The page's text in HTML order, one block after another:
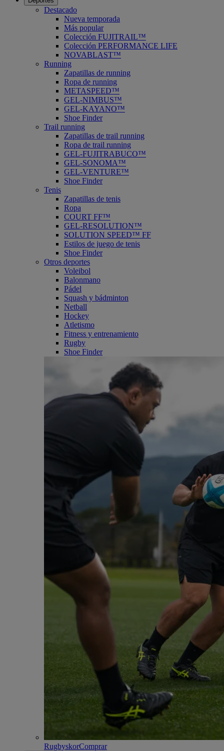
Destacado
Nueva temporada
Más popular
Colección FUJITRAIL™
Colección PERFORMANCE LIFE
NOVABLAST™
Running
Zapatillas de running
Ropa de running
METASPEED™
GEL-NIMBUS™
GEL-KAYANO™
Shoe Finder
Trail running
Zapatillas de trail running
Ropa de trail running
GEL-FUJITRABUCO™
GEL-SONOMA™
GEL-VENTURE™
Shoe Finder
Tenis
Zapatillas de tenis
Ropa
COURT FF™
GEL-RESOLUTION™
SOLUTION SPEED™ FF
Estilos de juego de tenis
Shoe Finder
Otros deportes
Voleibol
Balonmano
Pádel
Squash y bádminton
Netball
Hockey
Atletismo
Fitness y entrenamiento
Rugby
Shoe Finder
RugbyskorComprar